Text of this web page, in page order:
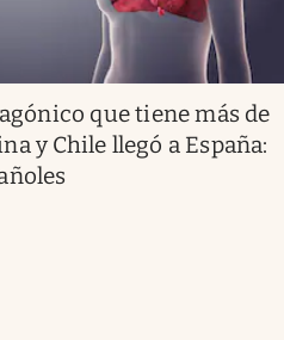
que tiene más de
y Chile llegó a España: